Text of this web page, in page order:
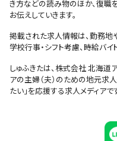
き方などの読み物のほか、復職
お伝えしていきます。
掲載された求人情報は、勤務地
学校行事・シフト考慮、時給バ
しゅふきたは、株式会社 北海道
アの主婦（夫）のための地元求
たい」を応援する求人メディアで